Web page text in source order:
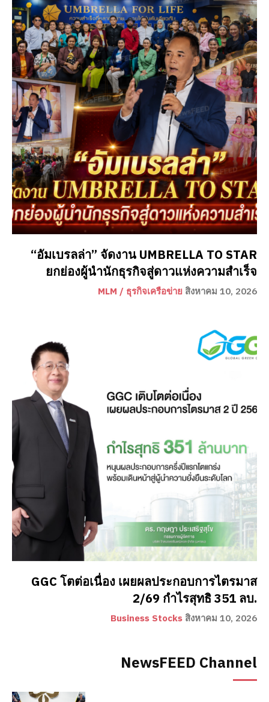
“อัมเบรลล่า” จัดงาน UMBRELLA TO STAR
ยกย่องผู้นำนักธุรกิจสู่ดาวแห่งความสำเร็จ
MLM / ธุรกิจเครือข่าย สิงหาคม 10, 2026
GGC โตต่อเนื่อง เผยผลประกอบการไตรมาส
2/69 กำไรสุทธิ 351 ลบ.
Business Stocks สิงหาคม 10, 2026
NewsFEED Channel